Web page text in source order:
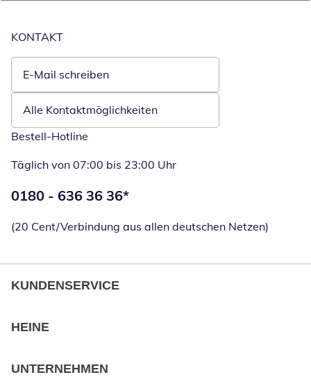
KONTAKT
E-Mail schreiben
Öffnet E-Mail-Client
Alle Kontaktmöglichkeiten
Bestell-Hotline
Täglich von 07:00 bis 23:00 Uhr
Telefonnummer:
0180 - 636 36 36*
(20 Cent/Verbindung aus allen deutschen Netzen)
KUNDENSERVICE
HEINE
UNTERNEHMEN